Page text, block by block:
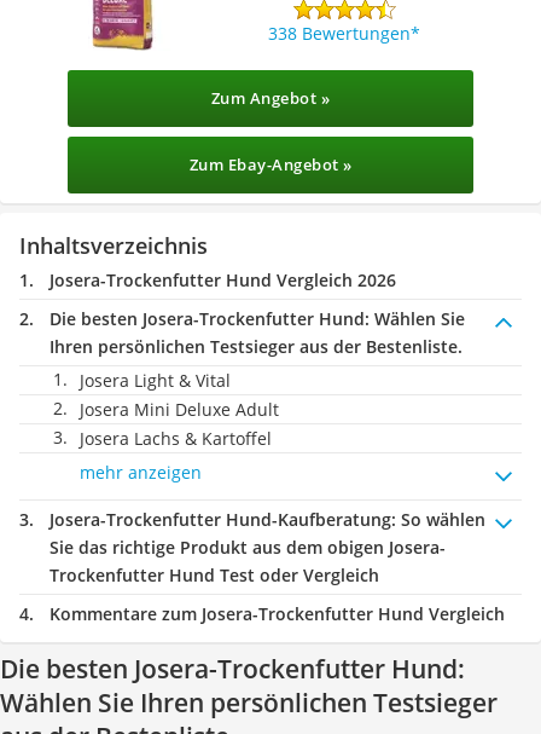
338 Bewertungen
Zum Angebot »
Zum Ebay-Angebot »
Inhaltsverzeichnis
Josera-Trockenfutter Hund Vergleich 2026
Die besten Josera-Trockenfutter Hund: Wählen Sie
Ihren persönlichen Testsieger aus der Bestenliste.
Josera Light & Vital
Josera Mini Deluxe Adult
Josera Lachs & Kartoffel
mehr anzeigen
Josera-Trockenfutter Hund-Kaufberatung: So wählen
Sie das richtige Produkt aus dem obigen Josera-
Trockenfutter Hund Test oder Vergleich
Kommentare zum Josera-Trockenfutter Hund Vergleich
Die besten Josera-Trockenfutter Hund:
Wählen Sie Ihren persönlichen Testsieger